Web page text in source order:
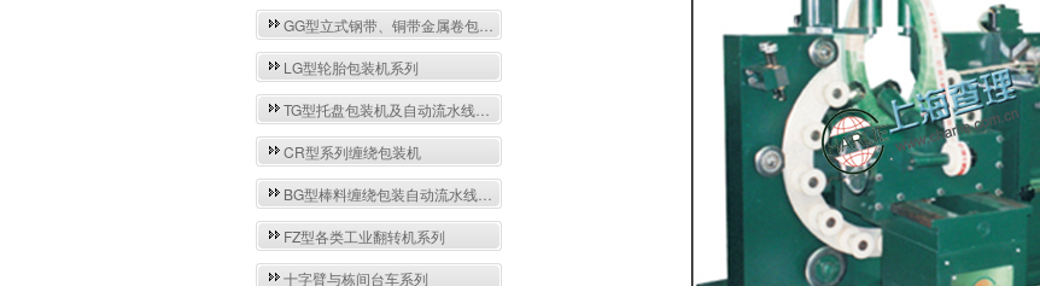
GG型立式钢带、铜带金属卷包装机系列
LG型轮胎包装机系列
TG型托盘包装机及自动流水线系列
CR型系列缠绕包装机
BG型棒料缠绕包装自动流水线系列
FZ型各类工业翻转机系列
十字臂与栋间台车系列